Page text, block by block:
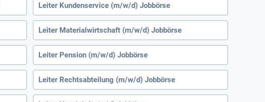
Leiter Kundenservice (m/w/d) Jobbörse
Leiter Materialwirtschaft (m/w/d) Jobbörse
Leiter Pension (m/w/d) Jobbörse
Leiter Rechtsabteilung (m/w/d) Jobbörse